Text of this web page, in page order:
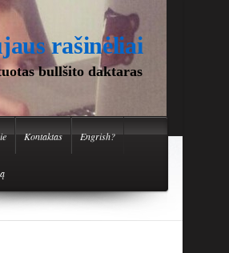
rašinėliai
bullšito daktaras
Kontaktas Engrish?